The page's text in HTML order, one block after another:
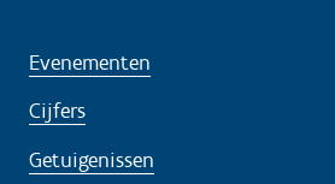
Evenementen
Cijfers
Getuigenissen